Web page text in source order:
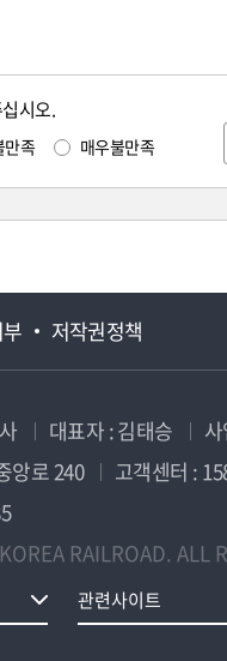
시오.
만족 매우불만족
저작권정책
대표자 : 김태승
앙로 240
고객센터 :
RAILROAD. ALL
관련사이트